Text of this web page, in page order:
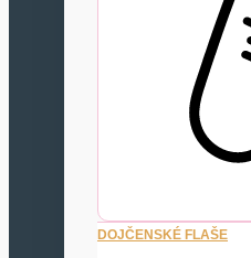
DOJČENSKÉ FLAŠE